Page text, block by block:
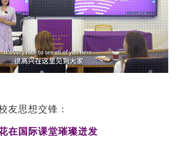
友思想交锋：
在国际课堂璀璨迸发